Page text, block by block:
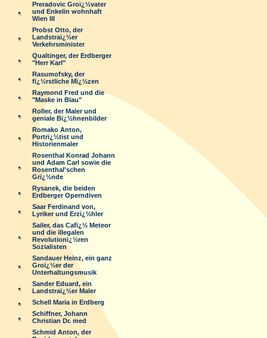
Preradovic Groï¿½vater
und Enkelin wohnhaft
Wien III
Probst Otto, der
Landstraï¿½er
Verkehrsminister
Qualtinger, der Erdberger
"Herr Karl"
Rasumofsky, der
fï¿½rstliche Mï¿½zen
Raymond Fred und die
"Maske in Blau"
Roller, der Maler und
geniale Bï¿½hnenbilder
Romako Anton,
Portrï¿½tist und
Historienmaler
Rosenthal Konrad Johann
und Adam Carl sowie die
Rosenthal'schen
Grï¿½nde
Rysanek, die beiden
Erdberger Operndiven
Saar Ferdinand von,
Lyriker und Erzï¿½hler
Sailer, das Cafï¿½ Meteor
und die illegalen
Revolutionï¿½ren
Sozialisten
Sandauer Heinz, ein ganz
Groï¿½er der
Unterhaltungsmusik
Sander Eduard, ein
Landstraï¿½er Maler
Schell Maria in Erdberg
Schiffner, Johann
Christian Dr. med
Schmid Anton, der